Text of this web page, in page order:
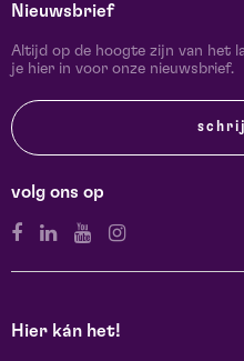
Nieuwsbrief
Altijd op de hoogte zijn van het
je hier in voor onze nieuwsbrief.
volg ons op
Hier kán het!